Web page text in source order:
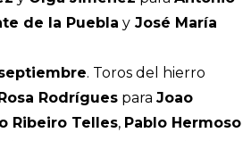
de la Puebla y José María
. Toros del hierro
Rosa Rodrígues para Joao
Ribeiro Telles, Pablo Hermoso